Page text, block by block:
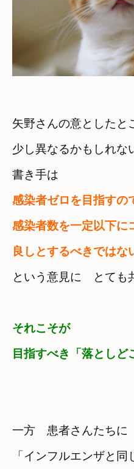
矢野さんの意としたと
少し異なるかもしれな
書き手は
感染者ゼロを目指すの
感染者数を一定以下に
良しとするべきではな
という意見に　とても
それこそが
目指すべき「落とし
一方　患者さんたちに
「インフルエンザと